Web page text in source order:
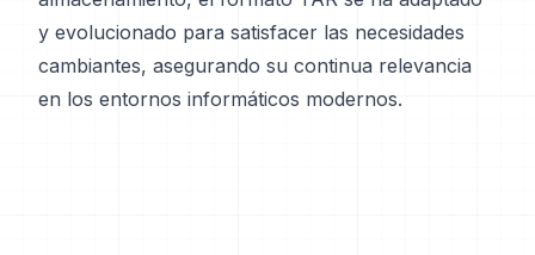
y evolucionado para satisfacer las necesidades
cambiantes, asegurando su continua relevancia
en los entornos informáticos modernos.